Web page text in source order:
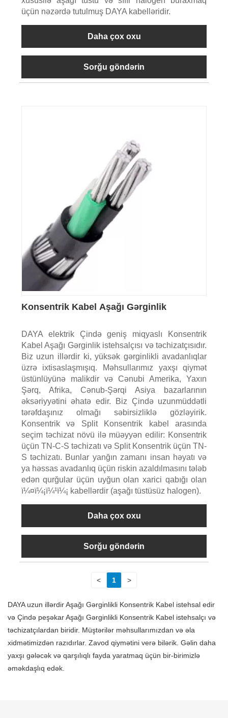
üçün nəzərdə tutulmuş DAYA kabelləridir.
Daha çox oxu
Sorğu göndərin
Konsentrik Kabel Aşağı Gərginlik
DAYA elektrik Çində geniş miqyaslı Konsentrik
Kabel Aşağı Gərginlik istehsalçısı və təchizatçısıdır.
Biz uzun illərdir ki, yüksək gərginlikli avadanlıqlar
üzrə ixtisaslaşmışıq. Məhsullarımız yaxşı qiymət
üstünlüyünə malikdir və Cənubi Amerika, Yaxın
Şərq, Afrika, Cənub-Şərqi Asiya bazarlarının
əksəriyyətini əhatə edir. Biz Çində uzunmüddətli
tərəfdaşınız olmağı səbirsizliklə gözləyirik.
Konsentrik və Split Konsentrik kabel arasında
seçim təchizat növü ilə müəyyən edilir: Konsentrik
üçün TN-C-S təchizatı və Split Konsentrik üçün TN-
S təchizatı. Bunlar yanğın zamanı insan həyatı və
ya həssas avadanlıq üçün riskin azaldılmasını tələb
edən qurğular üçün uyğun olan xarici qabığı olan
ï¼¤ï¼¡ï¼¹ï¼¡ kabellərdir (aşağı tüstüsüz halogen).
Daha çox oxu
Sorğu göndərin
< 1 >
DAYA uzun illərdir Aşağı Gərginlikli Konsentrik Kabel istehsal edir
və Çində peşəkar Aşağı Gərginlikli Konsentrik Kabel istehsalçı və
təchizatçılardan biridir. Müştərilər məhsullarımızdan və əla
xidmətimizdən razıdırlar. Zavod qiymətini verə bilərik. Gəlin daha
yaxşı gələcək və qarşılıqlı fayda yaratmaq üçün bir-birimizlə
əməkdaşlıq edək.